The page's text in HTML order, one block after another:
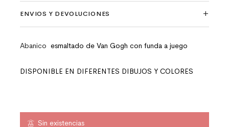
Abanico esmaltado de Van Gogh con funda a juego
DISPONIBLE EN DIFERENTES DIBUJOS Y COLORES
Sin existencias
ENVIOS Y DEVOLUCIONES